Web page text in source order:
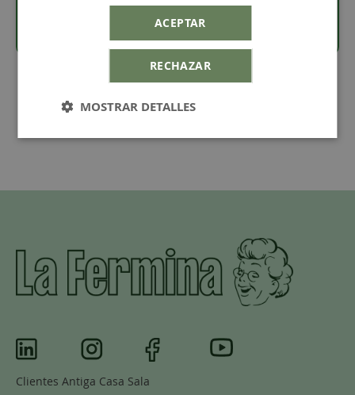
Clientes Antiga Casa Sala
ACEPTAR
RECHAZAR
MOSTRAR DETALLES